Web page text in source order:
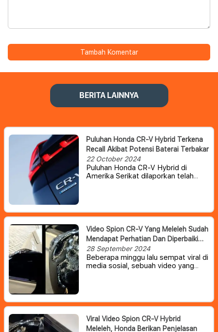
Tambah Komentar
BERITA LAINNYA
Puluhan Honda CR-V Hybrid Terkena
Recall Akibat Potensi Baterai Terbakar
22 October 2024
Puluhan Honda CR-V Hybrid di
Amerika Serikat dilaporkan telah
Video Spion CR-V Yang Meleleh Sudah
Mendapat Perhatian Dan Diperbaiki
Honda Indonesia
28 September 2024
Beberapa minggu lalu sempat viral di
media sosial, sebuah video yang
memperbaiki mobil konsumen.
Viral Video Spion CR-V Hybrid
Meleleh, Honda Berikan Penjelasan